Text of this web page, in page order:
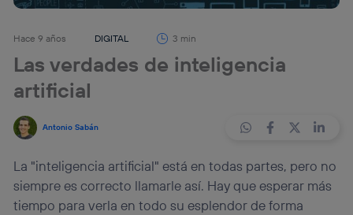
Hace 9 años DIGITAL 3 min
Las verdades de inteligencia
artificial
Antonio Sabán
La "inteligencia artificial" está en todas partes, pero no
siempre es correcto llamarle así. Hay que esperar más
tiempo para verla en todo su esplendor de forma